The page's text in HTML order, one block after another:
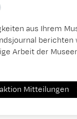
aus Ihrem
berichten
Arbeit der
Mitteilungen